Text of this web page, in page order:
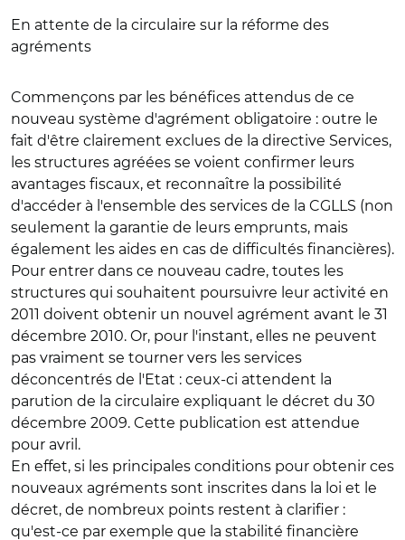
En attente de la circulaire sur la réforme des
agréments
Commençons par les bénéfices attendus de ce
nouveau système d'agrément obligatoire : outre le
fait d'être clairement exclues de la directive Services,
les structures agréées se voient confirmer leurs
avantages fiscaux, et reconnaître la possibilité
d'accéder à l'ensemble des services de la CGLLS (non
seulement la garantie de leurs emprunts, mais
également les aides en cas de difficultés financières).
Pour entrer dans ce nouveau cadre, toutes les
structures qui souhaitent poursuivre leur activité en
2011 doivent obtenir un nouvel agrément avant le 31
décembre 2010. Or, pour l'instant, elles ne peuvent
pas vraiment se tourner vers les services
déconcentrés de l'Etat : ceux-ci attendent la
parution de la circulaire expliquant le décret du 30
décembre 2009. Cette publication est attendue
pour avril.
En effet, si les principales conditions pour obtenir ces
nouveaux agréments sont inscrites dans la loi et le
décret, de nombreux points restent à clarifier :
qu'est-ce par exemple que la stabilité financière